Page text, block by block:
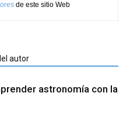
de este sitio Web
autor
astronomía con la